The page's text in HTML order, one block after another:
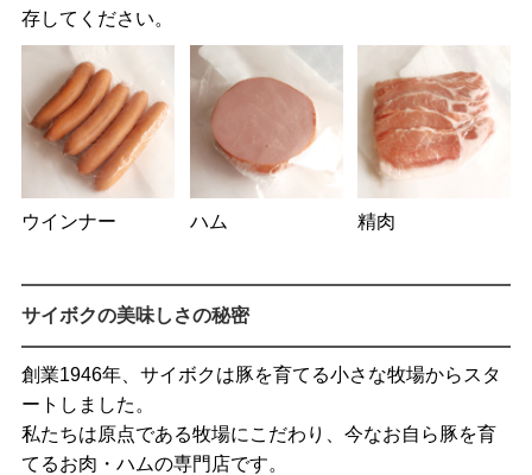
存してください。
ウインナー ハム 精肉
サイボクの美味しさの秘密
創業1946年、サイボクは豚を育てる小さな牧場からスタ
ートしました。
私たちは原点である牧場にこだわり、今なお自ら豚を育
てるお肉・ハムの専門店です。